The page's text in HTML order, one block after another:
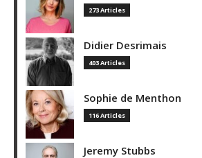
273 Articles
Didier Desrimais
403 Articles
Sophie de Menthon
116 Articles
Jeremy Stubbs